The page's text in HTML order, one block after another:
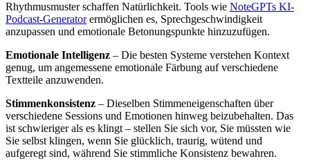
Rhythmusmuster schaffen Natürlichkeit. Tools wie NoteGPTs KI-
Podcast-Generatorermöglichen es, Sprechgeschwindigkeit
anzupassen und emotionale Betonungspunkte hinzuzufügen.
Emotionale Intelligenz – Die besten Systeme verstehen Kontext
genug, um angemessene emotionale Färbung auf verschiedene
Textteile anzuwenden.
Stimmenkonsistenz – Dieselben Stimmeneigenschaften über
verschiedene Sessions und Emotionen hinweg beizubehalten. Das
ist schwieriger als es klingt – stellen Sie sich vor, Sie müssten wie
Sie selbst klingen, wenn Sie glücklich, traurig, wütend und
aufgeregt sind, während Sie stimmliche Konsistenz bewahren.